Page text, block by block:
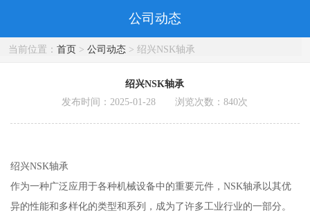
公司动态
当前位置： 首页> 公司动态> 绍兴NSK轴承
绍兴NSK轴承
发布时间：2025-01-28 浏览次数：840次
绍兴NSK轴承
作为一种广泛应用于各种机械设备中的重要元件，NSK轴承以其优
异的性能和多样化的类型和系列，成为了许多工业行业的一部分。